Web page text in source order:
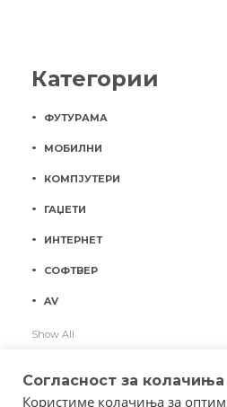
Категории
ФУТУРАМА
МОБИЛНИ
КОМПЈУТЕРИ
ГАЏЕТИ
ИНТЕРНЕТ
СОФТВЕР
AV
Show All
Согласност за
Користиме колачиња за